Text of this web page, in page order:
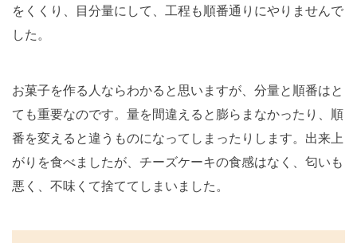
をくくり、目分量にして、工程も順番通りにやりませんで
した。
お菓子を作る人ならわかると思いますが、分量と順番はと
ても重要なのです。量を間違えると膨らまなかったり、順
番を変えると違うものになってしまったりします。出来上
がりを食べましたが、チーズケーキの食感はなく、匂いも
悪く、不味くて捨ててしまいました。